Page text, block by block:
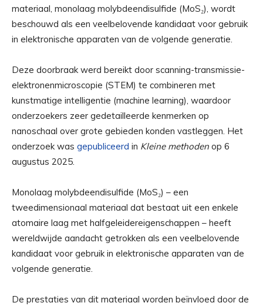
materiaal, monolaag molybdeendisulfide (MoS₂), wordt
beschouwd als een veelbelovende kandidaat voor gebruik
in elektronische apparaten van de volgende generatie.
Deze doorbraak werd bereikt door scanning-transmissie-
elektronenmicroscopie (STEM) te combineren met
kunstmatige intelligentie (machine learning), waardoor
onderzoekers zeer gedetailleerde kenmerken op
nanoschaal over grote gebieden konden vastleggen. Het
onderzoek was gepubliceerd in Kleine methoden op 6
augustus 2025.
Monolaag molybdeendisulfide (MoS₂) – een
tweedimensionaal materiaal dat bestaat uit een enkele
atomaire laag met halfgeleidereigenschappen – heeft
wereldwijde aandacht getrokken als een veelbelovende
kandidaat voor gebruik in elektronische apparaten van de
volgende generatie.
De prestaties van dit materiaal worden beïnvloed door de